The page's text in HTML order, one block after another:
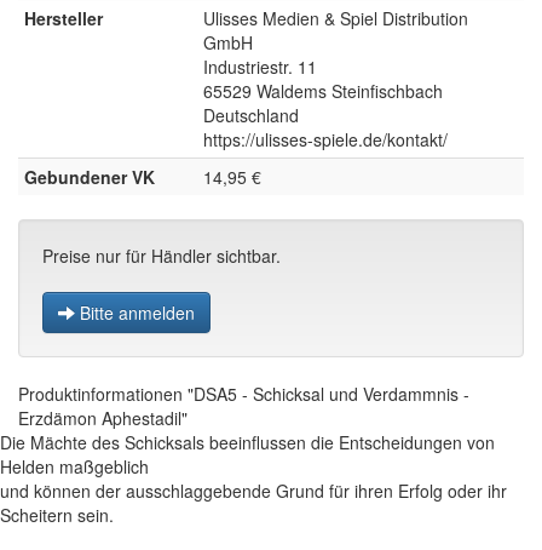
Hersteller
Ulisses Medien & Spiel Distribution
GmbH
Industriestr. 11
65529 Waldems Steinfischbach
Deutschland
https://ulisses-spiele.de/kontakt/
Gebundener VK
14,95 €
Preise nur für Händler sichtbar.
Bitte anmelden
Produktinformationen "DSA5 - Schicksal und Verdammnis -
Erzdämon Aphestadil"
Die Mächte des Schicksals beeinflussen die Entscheidungen von
Helden maßgeblich
und können der ausschlaggebende Grund für ihren Erfolg oder ihr
Scheitern sein.